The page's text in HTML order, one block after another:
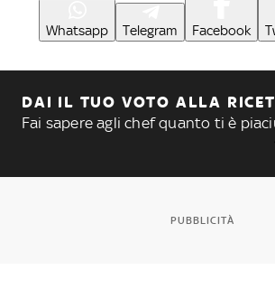
Whatsapp Telegram Facebook
DAI IL TUO VOTO ALLA
Fai sapere agli chef quanto ti è
PUBBLICITÀ